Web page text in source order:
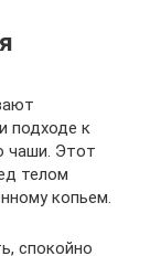
подходе к
чаши. Этот
телом
копьем.
спокойно